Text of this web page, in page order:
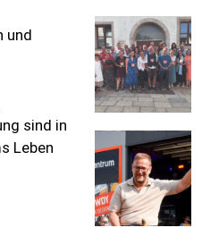
und
sind in
Leben